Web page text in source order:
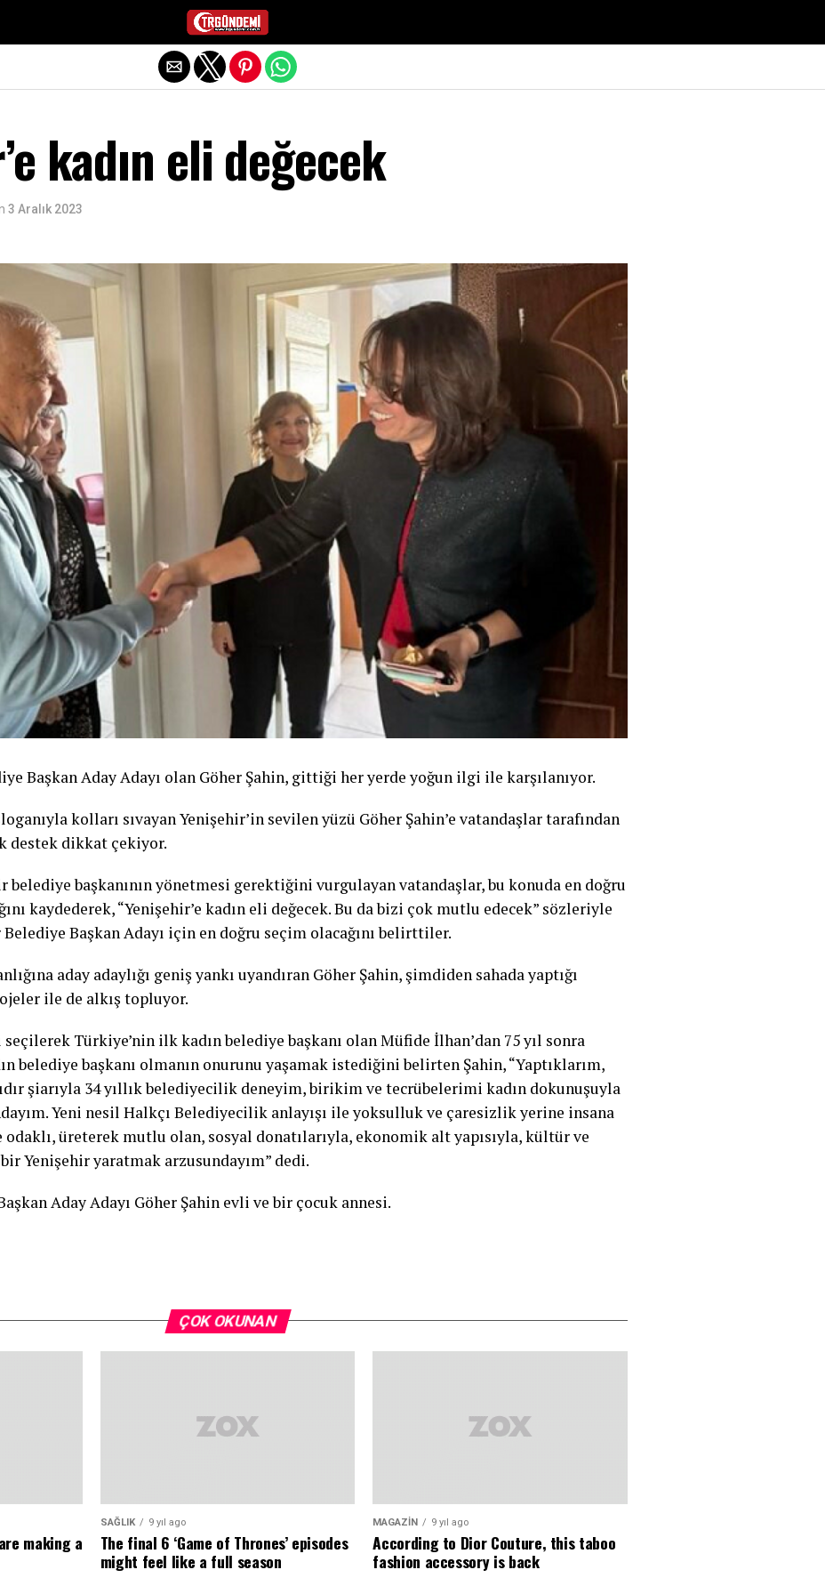
kadın eli değecek
3 Aralık 2023
Başkan Aday Adayı olan Göher Şahin, gittiği her yerde yoğun ilgi ile karşılanıyor.
kolları sıvayan Yenişehir’in sevilen yüzü Göher Şahin’e vatandaşlar tarafından
destek dikkat çekiyor.
belediye başkanının yönetmesi gerektiğini vurgulayan vatandaşlar, bu konuda en doğru
kaydederek, “Yenişehir’e kadın eli değecek. Bu da bizi çok mutlu edecek” sözleriyle
Belediye Başkan Adayı için en doğru seçim olacağını belirttiler.
aday adaylığı geniş yankı uyandıran Göher Şahin, şimdiden sahada yaptığı
ile de alkış topluyor.
Türkiye’nin ilk kadın belediye başkanı olan Müfide İlhan’dan 75 yıl sonra
belediye başkanı olmanın onurunu yaşamak istediğini belirten Şahin, “Yaptıklarım,
şiarıyla 34 yıllık belediyecilik deneyim, birikim ve tecrübelerimi kadın dokunuşuyla
Yeni nesil Halkçı Belediyecilik anlayışı ile yoksulluk ve çaresizlik yerine insana
odaklı, üreterek mutlu olan, sosyal donatılarıyla, ekonomik alt yapısıyla, kültür ve
Yenişehir yaratmak arzusundayım” dedi.
Aday Adayı Göher Şahin evli ve bir çocuk annesi.
ÇOK OKUNAN
making a
SAĞLIK 9 yıl ago
The final 6 ‘Game of Thrones’ episodes
might feel like a full season
MAGAZIN 9 yıl ago
According to Dior Couture, this taboo
fashion accessory is back
Exit mobile version